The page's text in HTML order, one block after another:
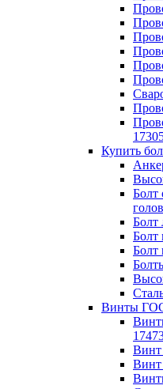
Купить
Болт
Болт
Болт
Винты
Винт
Винт